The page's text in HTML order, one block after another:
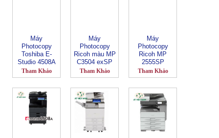
Máy
Photocopy
Toshiba E-
Studio 4508A
Tham Khảo
Máy
Photocopy
Ricoh màu MP
C3504 exSP
Tham Khảo
Máy
Photocopy
Ricoh MP
2555SP
Tham Khảo